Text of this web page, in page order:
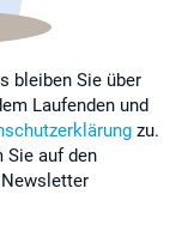
bleiben Sie über
Laufenden und
zu.
Sie auf den